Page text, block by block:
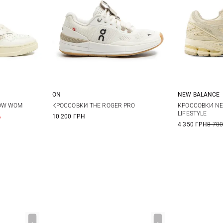
WOM
37 38 38,5
ON
КРОССОВКИ THE ROGER PRO
10 200 ГРН
4 US 4,5
6 US 6,5
NEW BALANCE
КРОССОВКИ
LIFESTYLE
4 350 ГРН8